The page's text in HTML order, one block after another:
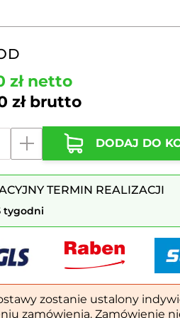
złnetto
złbrutto
DODAJ DO
TERMIN REALIZACJI
tygodni
zostanie ustalony
zamówienia. Zamówienie